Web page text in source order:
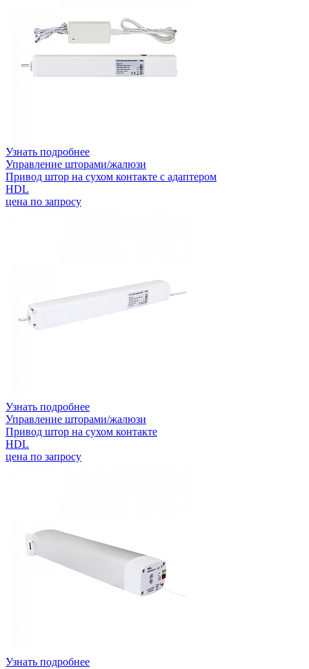
Узнать подробнее
Управление шторами/жалюзи
Привод штор на сухом контакте с адаптером
HDL
цена по запросу
Узнать подробнее
Управление шторами/жалюзи
Привод штор на сухом контакте
HDL
цена по запросу
Узнать подробнее